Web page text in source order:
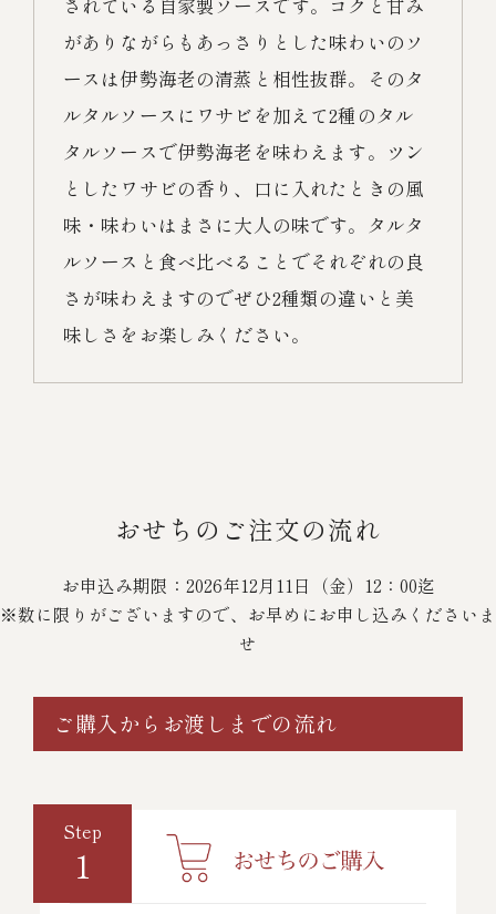
がありながらもあっさりとした味わいのソ
ースは伊勢海老の清蒸と相性抜群。そのタ
ルタルソースにワサビを加えて2種のタル
タルソースで伊勢海老を味わえます。ツン
としたワサビの香り、口に入れたときの風
味・味わいはまさに大人の味です。タルタ
ルソースと食べ比べることでそれぞれの良
さが味わえますのでぜひ2種類の違いと美
味しさをお楽しみください。
おせちのご注文の流れ
お申込み期限：2026年12月11日（金）12：00迄
※数に限りがございますので、お早めにお申し込みくださいま
せ
ご購入からお渡しまでの流れ
Step
1